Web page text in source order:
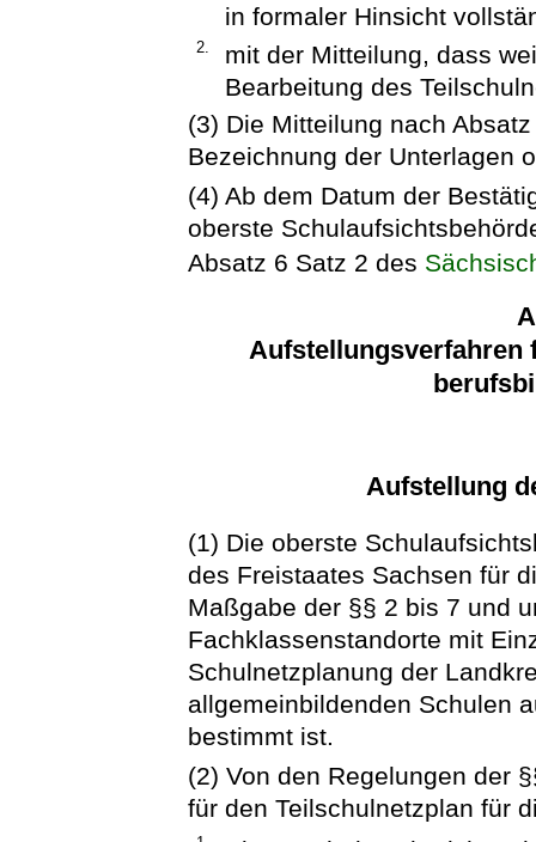
in formaler Hinsicht
2.
mit der Mitteilung, dass
Bearbeitung des
(3) Die Mitteilung nach
Bezeichnung der Unterlagen
(4) Ab dem Datum der
oberste
Absatz 6 Satz 2 des
Aufstellungsverfahren
Aufstellung
(1) Die oberste
des Freistaates Sachsen für
Maßgabe der §§ 2 bis 7 und
Fachklassenstandorte mit
Schulnetzplanung der
allgemeinbildenden Schulen
bestimmt ist.
(2) Von den Regelungen der
für den Teilschulnetzplan für